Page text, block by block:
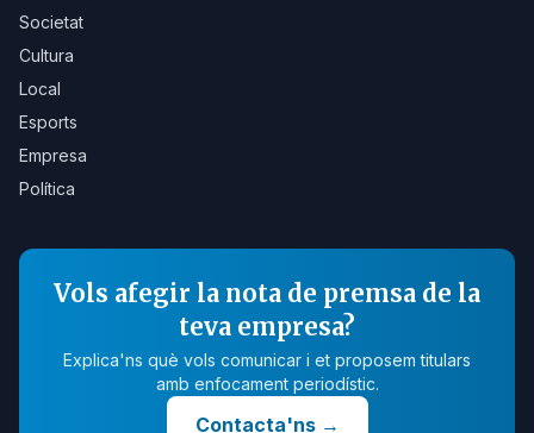
Societat
Cultura
Local
Esports
Empresa
Política
Vols afegir la nota de premsa de la
teva empresa?
Explica'ns què vols comunicar i et proposem titulars
amb enfocament periodístic.
Contacta'ns→